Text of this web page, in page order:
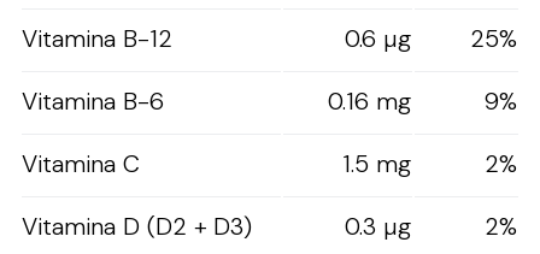
Vitamina B-12
0.6 µg
25%
Vitamina B-6
0.16 mg
9%
Vitamina C
1.5 mg
2%
Vitamina D (D2 + D3)
0.3 µg
2%